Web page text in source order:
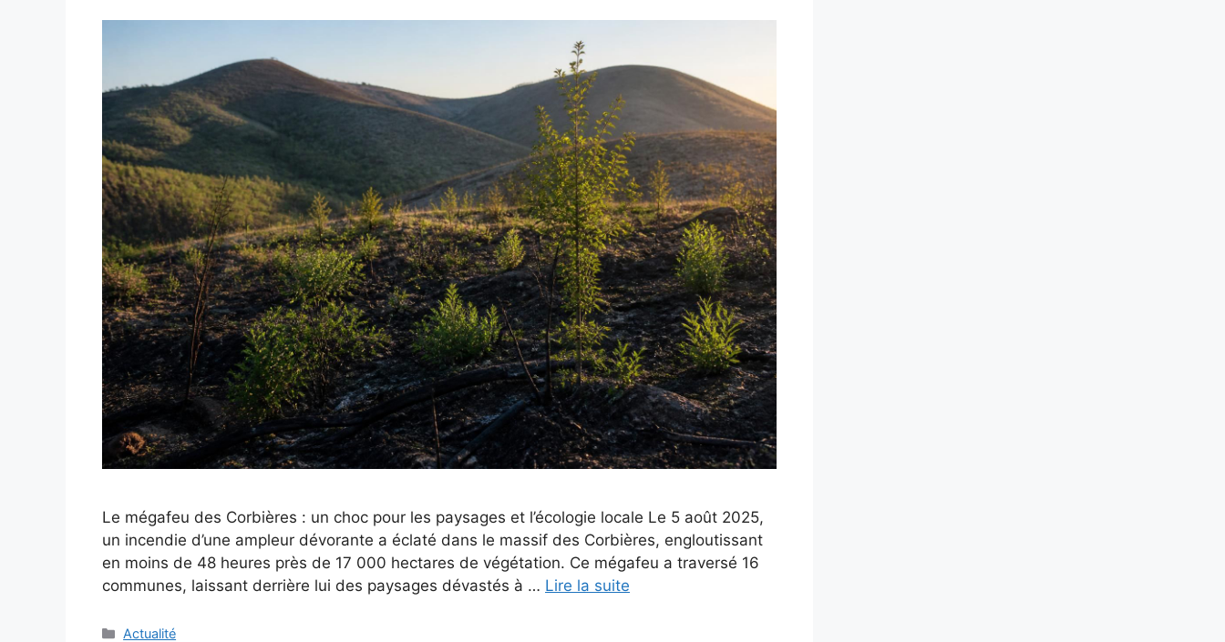
Le mégafeu des Corbières : un choc pour les paysages et l’écologie locale Le 5 août 2025,
un incendie d’une ampleur dévorante a éclaté dans le massif des Corbières, engloutissant
en moins de 48 heures près de 17 000 hectares de végétation. Ce mégafeu a traversé 16
communes, laissant derrière lui des paysages dévastés à … Lire la suite
Catégories
Actualité